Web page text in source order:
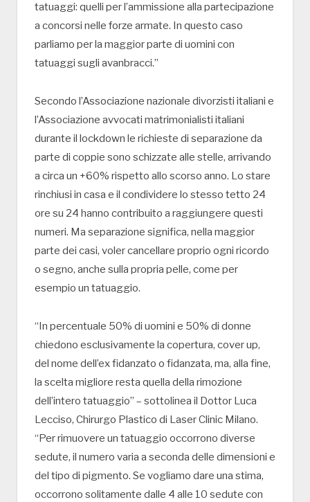
tatuaggi: quelli per l’ammissione alla partecipazione
a concorsi nelle forze armate. In questo caso
parliamo per la maggior parte di uomini con
tatuaggi sugli avanbracci.”
Secondo l’Associazione nazionale divorzisti italiani e
l’Associazione avvocati matrimonialisti italiani
durante il lockdown le richieste di separazione da
parte di coppie sono schizzate alle stelle, arrivando
a circa un +60% rispetto allo scorso anno. Lo stare
rinchiusi in casa e il condividere lo stesso tetto 24
ore su 24 hanno contribuito a raggiungere questi
numeri. Ma separazione significa, nella maggior
parte dei casi, voler cancellare proprio ogni ricordo
o segno, anche sulla propria pelle, come per
esempio un tatuaggio.
“In percentuale 50% di uomini e 50% di donne
chiedono esclusivamente la copertura, cover up,
del nome dell’ex fidanzato o fidanzata, ma, alla fine,
la scelta migliore resta quella della rimozione
dell’intero tatuaggio” – sottolinea il Dottor Luca
Lecciso, Chirurgo Plastico di Laser Clinic Milano.
“Per rimuovere un tatuaggio occorrono diverse
sedute, il numero varia a seconda delle dimensioni e
del tipo di pigmento. Se vogliamo dare una stima,
occorrono solitamente dalle 4 alle 10 sedute con